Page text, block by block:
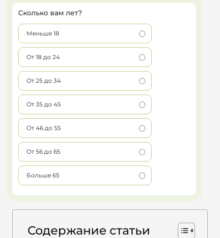
Сколько вам лет?
Меньше 18
От 18 до 24
От 25 до 34
От 35 до 45
От 46 до 55
От 56 до 65
Больше 65
Содержание статьи